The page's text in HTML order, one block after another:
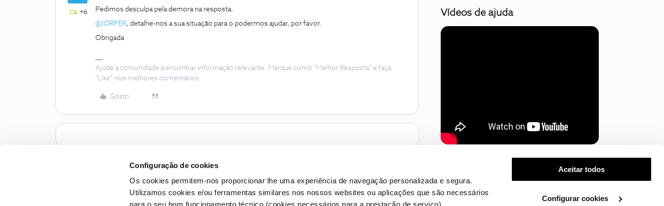
Configuração de cookies
Os cookies permitem-nos proporcionar lhe uma experiência de navegação personalizada e segura.
Utilizamos cookies e/ou ferramentas similares nos nossos websites ou aplicações que são necessários
Aceitar todos
Configurar cookies
+6 Pedimos desculpa pela demora na resposta.
@JORFER, detalhe-nos a sua situação para o podermos ajudar, por favor.
Obrigada
Ajude a comunidade a encontrar informação relevante. Marque como "Melhor Resposta" e faça
"Like" nos melhores comentários.
Gosto
Vídeos de ajuda